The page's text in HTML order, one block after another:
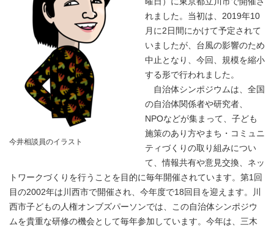
今井相談員のイラスト
れました。当初は、2019年10
月に2日間にかけて予定されて
いましたが、台風の影響のため
中止となり、今回、規模を縮小
する形で行われました。
自治体シンポジウムは、全国
の自治体関係者や研究者、
NPOなどが集まって、子ども
施策のあり方やまち・コミュニ
ティづくりの取り組みについ
て、情報共有や意見交換、ネッ
トワークづくりを行うことを目的に毎年開催されています。第1回
目の2002年は川西市で開催され、今年度で18回目を迎えます。川
西市子どもの人権オンブズパーソンでは、この自治体シンポジウ
ムを貴重な研修の機会として毎年参加しています。今年は、三木